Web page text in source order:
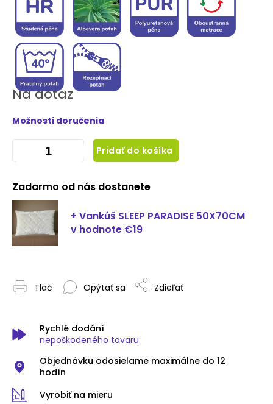
Na dotaz
Možnosti doručenia
Pridať do košíka
Zadarmo od nás dostanete
+ Vankúš SLEEP PARADISE 50X70CM
v hodnote €19
Tlač Opýtať sa Zdieľať
Rychlé dodání
nepoškodeného tovaru
Objednávku odosielame maximálne do 12
hodín
Vyrobiť na mieru